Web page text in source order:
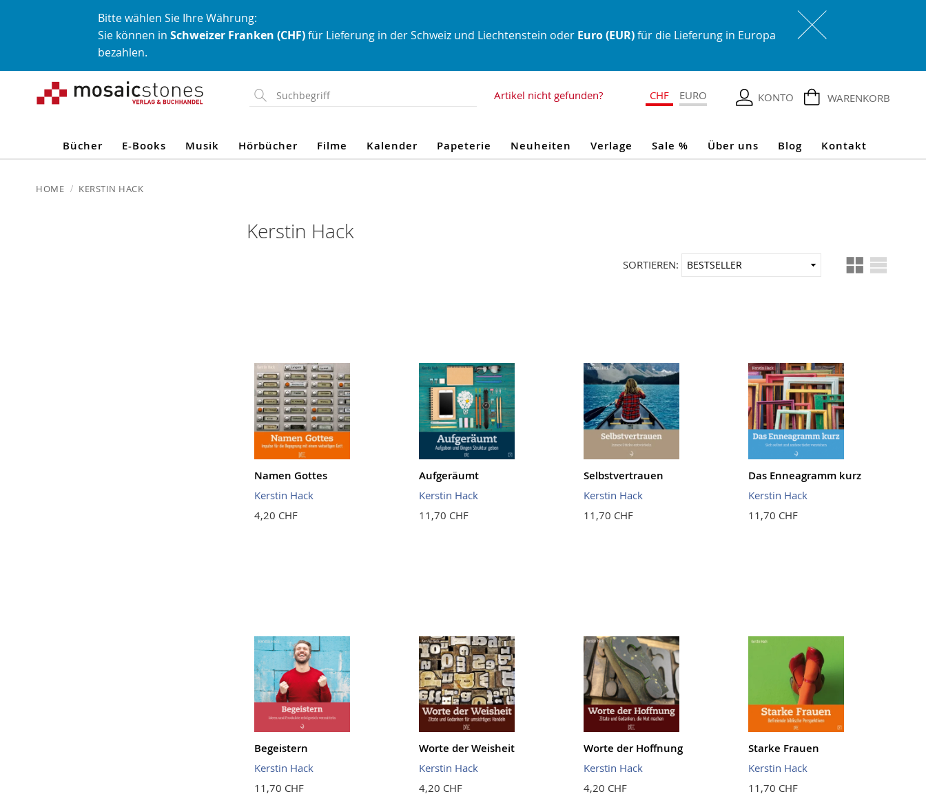
Bitte wählen Sie Ihre Währung:
Sie können in Schweizer Franken (CHF)für Lieferung in der Schweiz und Liechtenstein oder Euro (EUR)für die Lieferung in Europa
bezahlen.
Direkt
zum
WARENKORB
KONTO
Artikel nicht gefunden? CHF EURO
Bücher E-Books Musik Hörbücher Filme Kalender Papeterie Neuheiten Verlage Sale % Über uns Blog Kontakt
HOME KERSTIN HACK
Kerstin Hack
Ansicht
als
SORTIEREN:
In
aufsteigender
Namen Gottes
Kerstin Hack
4,20 CHF
Aufgeräumt
Kerstin Hack
11,70 CHF
Selbstvertrauen
Kerstin Hack
11,70 CHF
Das Enneagramm kurz
Kerstin Hack
11,70 CHF
Begeistern
Kerstin Hack
11,70 CHF
Worte der Weisheit
Kerstin Hack
4,20 CHF
Worte der Hoffnung
Kerstin Hack
4,20 CHF
Starke Frauen
Kerstin Hack
11,70 CHF